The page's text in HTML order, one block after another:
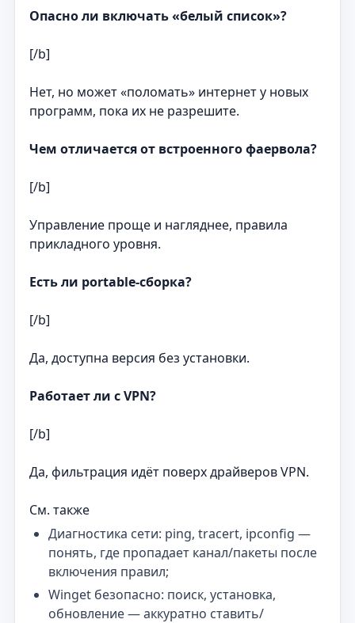
Опасно ли включать «белый список»?
[/b]
Нет, но может «поломать» интернет у новых
программ, пока их не разрешите.
Чем отличается от встроенного фаервола?
[/b]
Управление проще и нагляднее, правила
прикладного уровня.
Есть ли portable‑сборка?
[/b]
Да, доступна версия без установки.
Работает ли с VPN?
[/b]
Да, фильтрация идёт поверх драйверов VPN.
См. также
Диагностика сети: ping, tracert, ipconfig —
понять, где пропадает канал/пакеты после
включения правил;
Winget безопасно: поиск, установка,
обновление — аккуратно ставить/